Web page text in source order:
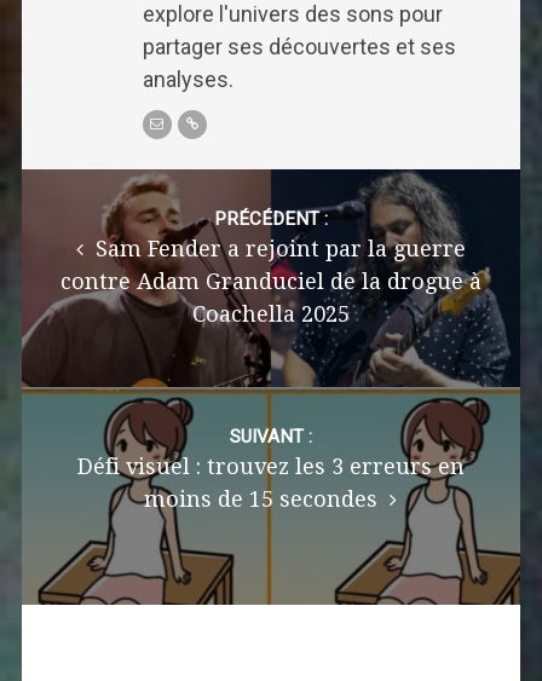
explore l'univers des sons pour
partager ses découvertes et ses
analyses.
navigation
PRÉCÉDENT :
Sam Fender a rejoint par la guerre
contre Adam Granduciel de la drogue à
Coachella 2025
SUIVANT :
Défi visuel : trouvez les 3 erreurs en
moins de 15 secondes